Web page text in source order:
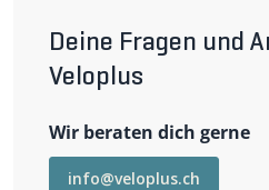
der breiten Werkzeugseite in
Sacklöcher von Shimano
weiter lesen
Deine Fragen und
Veloplus
Wir beraten dich gerne
info@veloplus.ch